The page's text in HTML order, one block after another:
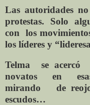
Las autoridades no
protestas. Solo
con
los
los líderes y
Telma
se acercó
novatos
en
mirando
de
escudos…